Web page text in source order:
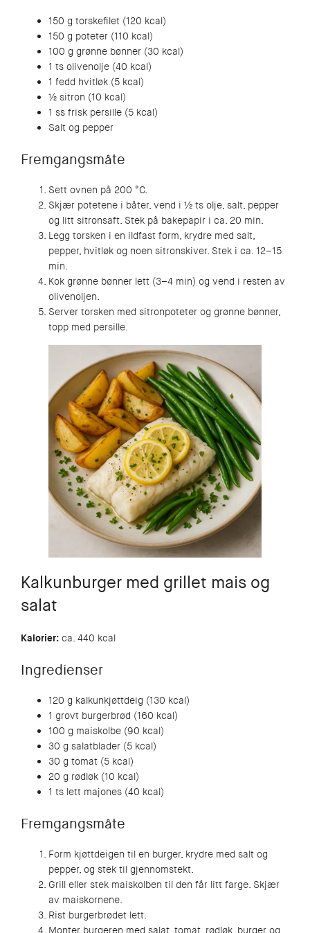
150 g torskefilet (120 kcal)
150 g poteter (110 kcal)
100 g grønne bønner (30 kcal)
1 ts olivenolje (40 kcal)
1 fedd hvitløk (5 kcal)
½ sitron (10 kcal)
1 ss frisk persille (5 kcal)
Salt og pepper
Fremgangsmåte
Sett ovnen på 200 °C.
Skjær potetene i båter, vend i ½ ts olje, salt, pepper
og litt sitronsaft. Stek på bakepapir i ca. 20 min.
Legg torsken i en ildfast form, krydre med salt,
pepper, hvitløk og noen sitronskiver. Stek i ca. 12–15
min.
Kok grønne bønner lett (3–4 min) og vend i resten av
olivenoljen.
Server torsken med sitronpoteter og grønne bønner,
topp med persille.
Kalkunburger med grillet mais og
salat
Kalorier: ca. 440 kcal
Ingredienser
120 g kalkunkjøttdeig (130 kcal)
1 grovt burgerbrød (160 kcal)
100 g maiskolbe (90 kcal)
30 g salatblader (5 kcal)
30 g tomat (5 kcal)
20 g rødløk (10 kcal)
1 ts lett majones (40 kcal)
Fremgangsmåte
Form kjøttdeigen til en burger, krydre med salt og
pepper, og stek til gjennomstekt.
Grill eller stek maiskolben til den får litt farge. Skjær
av maiskornene.
Rist burgerbrødet lett.